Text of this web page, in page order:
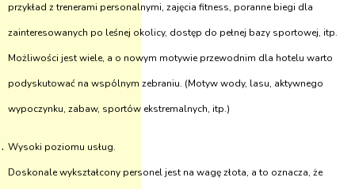
przykład z trenerami personalnymi, zajęcia fitness, poranne biegi dla
zainteresowanych po leśnej okolicy, dostęp do pełnej bazy sportowej, itp.
Możliwości jest wiele, a o nowym motywie przewodnim dla hotelu warto
podyskutować na wspólnym zebraniu. (Motyw wody, lasu, aktywnego
wypoczynku, zabaw, sportów ekstremalnych, itp.)
Wysoki poziomu usług.
Doskonale wykształcony personel jest na wagę złota, a to oznacza, że